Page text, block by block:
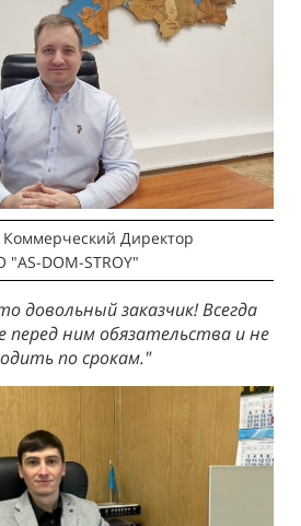
Коммерческий Директор
"AS-DOM-STROY"
довольный заказчик! Всегда
ним обязательства и не
по срокам."